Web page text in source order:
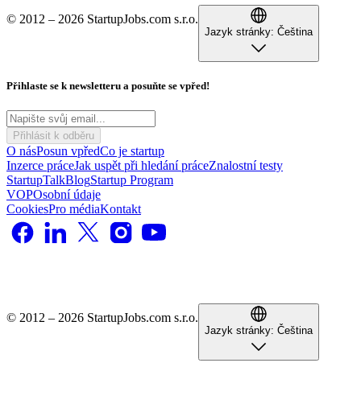
© 2012 – 2026 StartupJobs.com s.r.o.
Jazyk stránky: Čeština
Přihlaste se k newsletteru a posuňte se vpřed!
Přihlásit k odběru
O násPosun vpředCo je startup
Inzerce práceJak uspět při hledání práceZnalostní testy
StartupTalkBlogStartup Program
VOPOsobní údaje
CookiesPro médiaKontakt
© 2012 – 2026 StartupJobs.com s.r.o.
Jazyk stránky: Čeština